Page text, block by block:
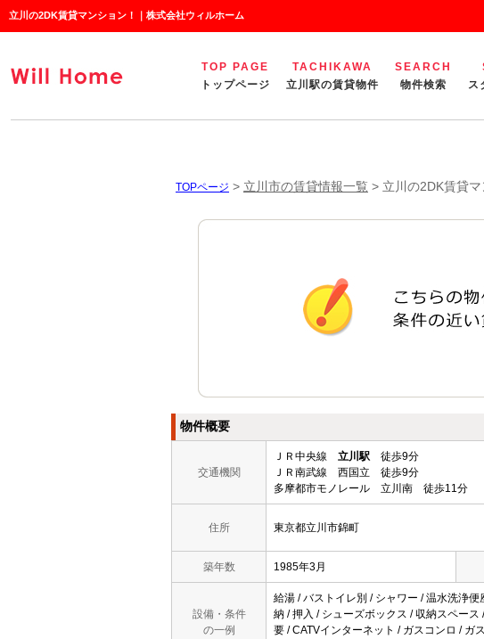
立川の2DK賃貸マンション！｜株式会社ウィルホーム
TOP PAGE
トップページ
TACHIKAWA
立川駅の賃貸物件
SEARCH
物件検索
ス
TOPページ > 立川市の賃貸情報一覧 > 立川の2DK賃貸マ
物件概要
交通機関
ＪＲ中央線 立川駅 徒歩9分
ＪＲ南武線 西国立 徒歩9分
多摩都市モノレール 立川南 徒歩11分
住所 東京都立川市錦町
築年数 1985年3月
設備・条件
の一例
給湯 / バストイレ別 / シャワー / 温水洗浄
納 / 押入 / シューズボックス / 収納スペー
要 / CATVインターネット / ガスコンロ / ガ